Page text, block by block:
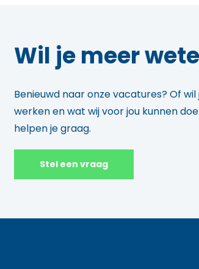
Wil je meer
Benieuwd naar onze vacatures? Of
werken en wat wij voor jou kunnen
helpen je graag.
Stel een vraag